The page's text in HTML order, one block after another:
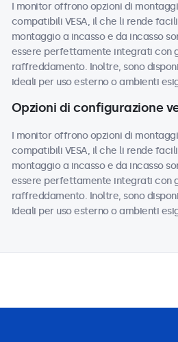
I monitor offrono opzioni di
compatibili VESA, il che li rende
montaggio a incasso e da incasso
essere perfettamente integrati con
raffreddamento. Inoltre, sono
ideali per uso esterno o ambienti
Opzioni di configurazione
I monitor offrono opzioni di
compatibili VESA, il che li rende
montaggio a incasso e da incasso
essere perfettamente integrati con
raffreddamento. Inoltre, sono
ideali per uso esterno o ambienti